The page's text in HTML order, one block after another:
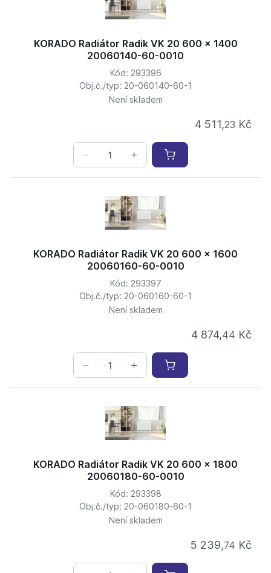
KORADO Radiátor Radik VK 20 600 x 1400
20060140-60-0010
Kód: 293396
Obj.č./typ: 20-060140-60-1
Není skladem
4 511,23 Kč
KORADO Radiátor Radik VK 20 600 x 1600
20060160-60-0010
Kód: 293397
Obj.č./typ: 20-060160-60-1
Není skladem
4 874,44 Kč
KORADO Radiátor Radik VK 20 600 x 1800
20060180-60-0010
Kód: 293398
Obj.č./typ: 20-060180-60-1
Není skladem
5 239,74 Kč